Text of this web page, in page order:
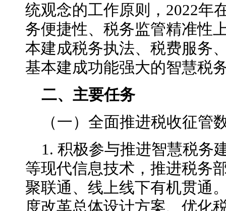
统观念的工作原则，2022年
务便捷性、税务监管精准性
本建成税务执法、税费服务
基本建成功能强大的智慧税
二、主要任务
（一）全面推进税收征管
1. 积极参与推进智慧税务
等现代信息技术，推进税务
聚联通、线上线下有机贯通
度改革总体设计方案、优化